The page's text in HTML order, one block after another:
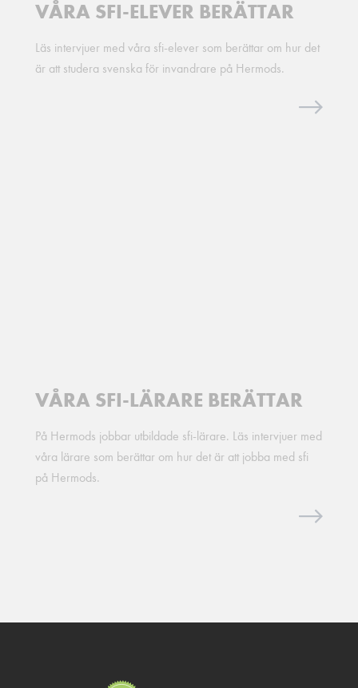
VÅRA SFI-ELEVER BERÄTTAR
Läs intervjuer med våra sfi-elever som berättar om hur det
är att studera svenska för invandrare på Hermods.
VÅRA SFI-LÄRARE BERÄTTAR
På Hermods jobbar utbildade sfi-lärare. Läs intervjuer med
våra lärare som berättar om hur det är att jobba med sfi
på Hermods.